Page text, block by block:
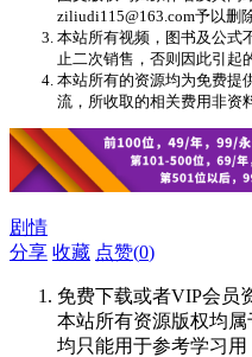
ziliudi115@163.com予以删除
本站所有视频，图书及公式
止二次销售，否则因此引起
本站所有的资源均为免费提
流，所收取的相关费用非资
剧情
分享 收藏 点赞(0)
免费下载或者VIP会员
本站所有资源版权均
均只能用于参考学习用